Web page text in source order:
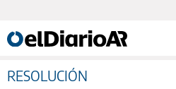
RESOLUCIÓN